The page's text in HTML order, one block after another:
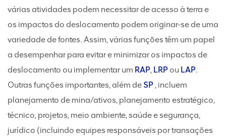
várias atividades podem necessitar de acesso à terra e
os impactos do deslocamento podem originar-se de uma
variedade de fontes. Assim, várias funções têm um papel
a desempenhar para evitar e minimizar os impactos de
deslocamento ou implementar um RAP, LRP ou LAP.
Outras funções importantes, além de SP , incluem
planejamento de mina/ativos, planejamento estratégico,
técnico, projetos, meio ambiente, saúde e segurança,
jurídico (incluindo equipes responsáveis por transações